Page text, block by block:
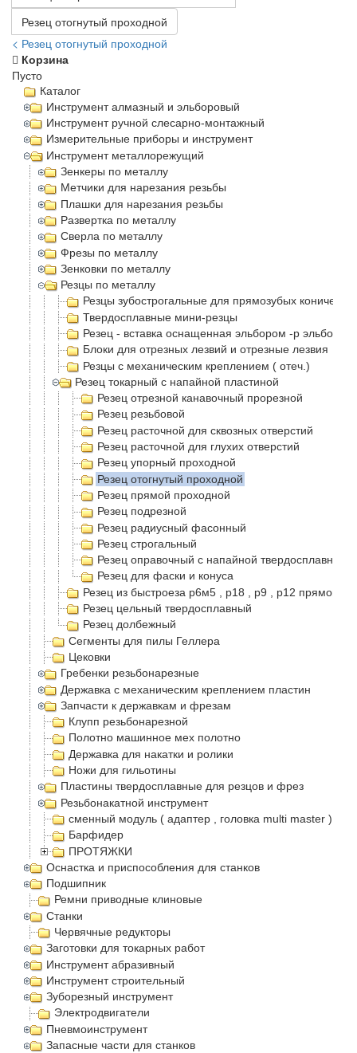
Резец отогнутый проходной
< Резец отогнутый проходной
Корзина
Пусто
Каталог
Инструмент алмазный и эльборовый
Инструмент ручной слесарно-монтажный
Измерительные приборы и инструмент
Инструмент металлорежущий
Зенкеры по металлу
Метчики для нарезания резьбы
Плашки для нарезания резьбы
Развертка по металлу
Сверла по металлу
Фрезы по металлу
Зенковки по металлу
Резцы по металлу
Резцы зубострогальные для прямозубых
Твердосплавные мини-резцы
Резец - вставка оснащенная эльбором -р эльбор
Блоки для отрезных лезвий и отрезные лезвия
Резцы с механическим креплением ( отеч.)
Резец токарный с напайной пластиной
Резец отрезной канавочный прорезной
Резец резьбовой
Резец расточной для сквозных отверстий
Резец расточной для глухих отверстий
Резец упорный проходной
Резец отогнутый проходной
Резец прямой проходной
Резец подрезной
Резец радиусный фасонный
Резец строгальный
Резец оправочный с напайной твердосплавной
Резец для фаски и конуса
Резец из быстроеза р6м5 , р18 , р9 , р12 прямой
Резец цельный твердосплавный
Резец долбежный
Сегменты для пилы Геллера
Цековки
Гребенки резьбонарезные
Державка с механическим креплением пластин
Запчасти к державкам и фрезам
Клупп резьбонарезной
Полотно машинное мех полотно
Державка для накатки и ролики
Ножи для гильотины
Пластины твердосплавные для резцов и фрез
Резьбонакатной инструмент
сменный модуль ( адаптер , головка multi master )
Барфидер
ПРОТЯЖКИ
Оснастка и приспособления для станков
Подшипник
Ремни приводные клиновые
Станки
Червячные редукторы
Заготовки для токарных работ
Инструмент абразивный
Инструмент строительный
Зуборезный инструмент
Электродвигатели
Пневмоинструмент
Запасные части для станков